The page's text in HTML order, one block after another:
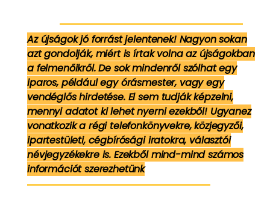
Az újságok jó forrást jelentenek! Nagyon sokan
azt gondolják, miért is írtak volna az újságokban
a felmenőikről. De sok mindenről szólhat egy
iparos, például egy órásmester, vagy egy
vendéglős hirdetése. El sem tudják képzelni,
mennyi adatot ki lehet nyerni ezekből! Ugyanez
vonatkozik a régi telefonkönyvekre, közjegyzői,
ipartestületi, cégbírósági iratokra, választói
névjegyzékekre is. Ezekből mind-mind számos
információt szerezhetünk